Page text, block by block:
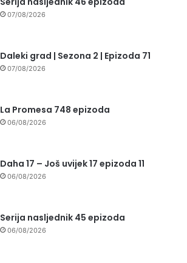
07/08/2026
Daleki grad | Sezona 2 | Epizoda 71
07/08/2026
La Promesa 748 epizoda
06/08/2026
Daha 17 – Još uvijek 17 epizoda 11
06/08/2026
Serija nasljednik 45 epizoda
06/08/2026